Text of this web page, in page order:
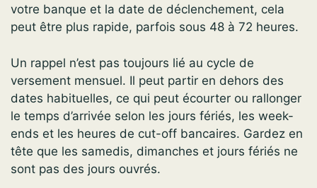
votre banque et la date de déclenchement, cela
peut être plus rapide, parfois sous 48 à 72 heures.
Un rappel n’est pas toujours lié au cycle de
versement mensuel. Il peut partir en dehors des
dates habituelles, ce qui peut écourter ou rallonger
le temps d’arrivée selon les jours fériés, les week-
ends et les heures de cut-off bancaires. Gardez en
tête que les samedis, dimanches et jours fériés ne
sont pas des jours ouvrés.